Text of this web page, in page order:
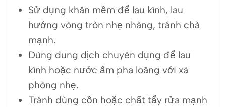
Sử dụng khăn mềm để lau kính, lau
hướng vòng tròn nhẹ nhàng, tránh chà
mạnh.
Dùng dung dịch chuyên dụng để lau
kính hoặc nước ấm pha loãng với xà
phòng nhẹ.
Tránh dùng cồn hoặc chất tẩy rửa mạnh